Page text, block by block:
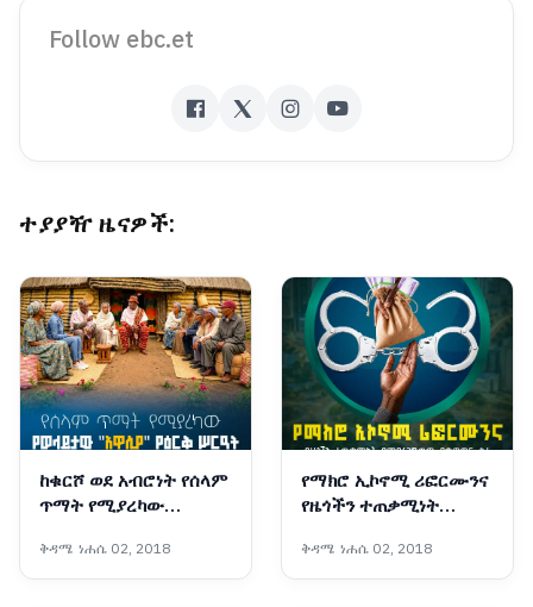
Follow ebc.et
ተያያዥ ዜናዎች:
ከቁርሾ ወደ አብሮነት የሰላም
ጥማት የሚያረካው
ሥርዓት
ቅዳሜ ነሐሴ 02, 2018
የማክሮ ኢኮኖሚ ሪፎርሙንና
የዜጎችን ተጠቃሚነት
ስራ
ቅዳሜ ነሐሴ 02, 2018